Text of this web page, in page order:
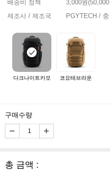
배송비 정책
3,000원
제조사 / 제조국
PGYTECH / 중
다크나이트카모 코요테브라운
구매수량
총 금액 :